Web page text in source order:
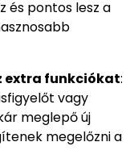
és pontos lesz a
extra funkciókat:
vagy
meglepő új
megelőzni a